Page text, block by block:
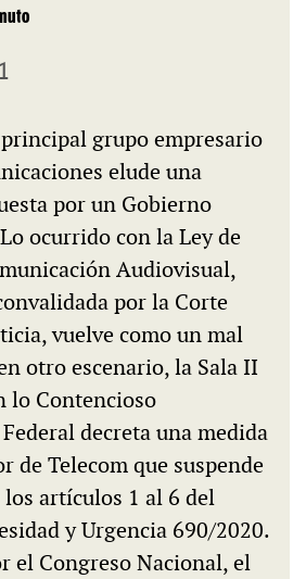
grupo empresario
elude una
por un Gobierno
ocurrido con la Ley de
Audiovisual,
por la Corte
vuelve como un mal
otro escenario, la Sala II
lo Contencioso
decreta una medida
de Telecom que suspende
artículos 1 al 6 del
y Urgencia 690/2020.
el Congreso Nacional, el